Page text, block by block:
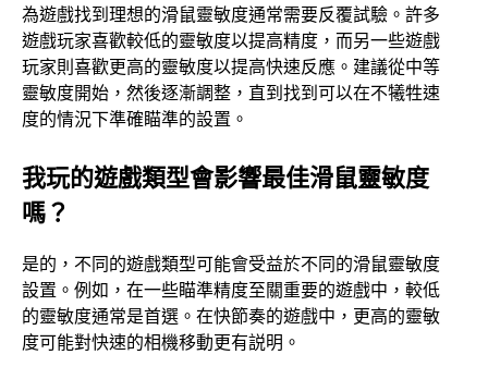
為遊戲找到理想的滑鼠靈敏度通常需要反覆試驗。許多
遊戲玩家喜歡較低的靈敏度以提高精度，而另一些遊戲
玩家則喜歡更高的靈敏度以提高快速反應。建議從中等
靈敏度開始，然後逐漸調整，直到找到可以在不犧牲速
度的情況下準確瞄準的設置。
我玩的遊戲類型會影響最佳滑鼠靈敏度
嗎？
是的，不同的遊戲類型可能會受益於不同的滑鼠靈敏度
設置。例如，在一些瞄準精度至關重要的遊戲中，較低
的靈敏度通常是首選。在快節奏的遊戲中，更高的靈敏
度可能對快速的相機移動更有説明。